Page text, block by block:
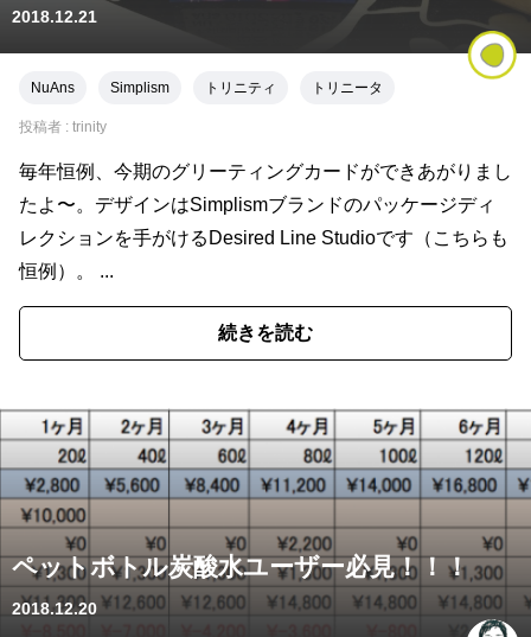
2018.12.21
NuAns Simplism トリニティ トリニータ
投稿者 : trinity
毎年恒例、今期のグリーティングカードができあがりまし
たよ〜。デザインはSimplismブランドのパッケージディ
レクションを手がけるDesired Line Studioです（こちらも
恒例）。 ...
続きを読む
ペットボトル炭酸水ユーザー必見！！！
2018.12.20